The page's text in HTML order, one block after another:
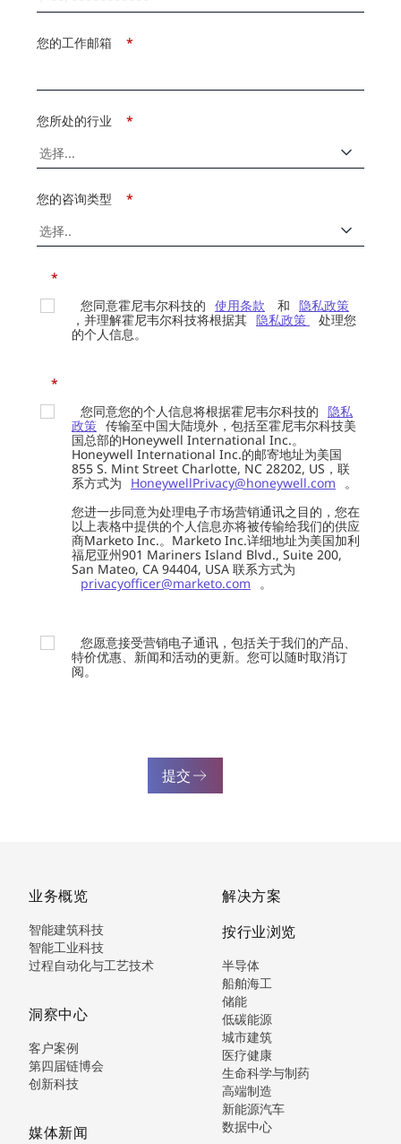
*
您的工作邮箱
*
您所处的行业
*
您的咨询类型
*
您同意霍尼韦尔科技的 使用条款 和 隐私政策
，并理解霍尼韦尔科技将根据其 隐私政策
处理您
的个人信息。
*
您同意您的个人信息将根据霍尼韦尔科技的 隐私
政策 传输至中国大陆境外，包括至霍尼韦尔科技美
国总部的Honeywell International Inc.。
Honeywell International Inc.的邮寄地址为美国
855 S. Mint Street Charlotte, NC 28202, US，联
系方式为
HoneywellPrivacy@honeywell.com
。
您进一步同意为处理电子市场营销通讯之目的，您在
以上表格中提供的个人信息亦将被传输给我们的供应
商Marketo Inc.。Marketo Inc.详细地址为美国加利
福尼亚州901 Mariners Island Blvd., Suite 200,
San Mateo, CA 94404, USA 联系方式为
privacyofficer@marketo.com
。
您愿意接受营销电子通讯，包括关于我们的产品、
特价优惠、新闻和活动的更新。您可以随时取消订
阅。
提交
业务概览
智能建筑科技
智能工业科技
过程自动化与工艺技术
洞察中心
客户案例
第四届链博会
创新科技
媒体新闻
解决方案
按行业浏览
半导体
船舶海工
储能
低碳能源
城市建筑
医疗健康
生命科学与制药
高端制造
新能源汽车
数据中心